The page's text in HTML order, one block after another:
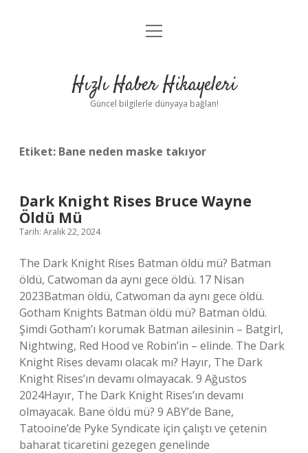
Anasayfa
Yasal Uyarı
menüyü
Hızlı Haber Hikayeleri
Güncel bilgilerle dünyaya bağlan!
Etiket: Bane neden maske takıyor
Dark Knight Rises Bruce Wayne
Öldü Mü
Tarih: Aralık 22, 2024
The Dark Knight Rises Batman öldü mü? Batman
öldü, Catwoman da aynı gece öldü. 17 Nisan
2023Batman öldü, Catwoman da aynı gece öldü.
Gotham Knights Batman öldü mü? Batman öldü.
Şimdi Gotham’ı korumak Batman ailesinin – Batgirl,
Nightwing, Red Hood ve Robin’in – elinde. The Dark
Knight Rises devamı olacak mı? Hayır, The Dark
Knight Rises’ın devamı olmayacak. 9 Ağustos
2024Hayır, The Dark Knight Rises’ın devamı
olmayacak. Bane öldü mü? 9 ABY’de Bane,
Tatooine’de Pyke Syndicate için çalıştı ve çetenin
baharat ticaretini gezegen genelinde